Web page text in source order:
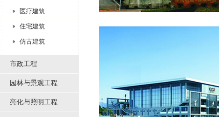
医疗建筑
住宅建筑
仿古建筑
市政工程
园林与景观工程
亮化与照明工程